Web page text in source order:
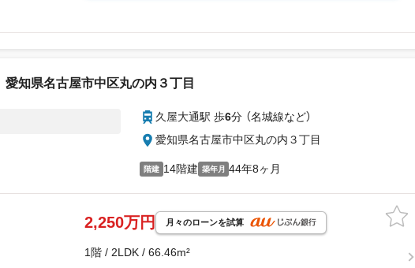
◎地下鉄東山線「栄」駅7A出口から徒歩1分、名城線「久屋大通」駅7A出
口から徒歩1分
◎お子様が遊べるキッズスペースあり
上記時間はお電話が繋がりやすくなっております。ぜひお気軽にご連
ご希望の日時をご記入いただけますとスムーズにご案内が可能です。
愛知県名古屋市中区丸の内３丁目
久屋大通駅 歩6分 （名城線など）
愛知県名古屋市中区丸の内３丁目
階建 14階建 築年月 44年8ヶ月
2,250万円 月々のローンを試算
1階 / 2LDK / 66.46m²